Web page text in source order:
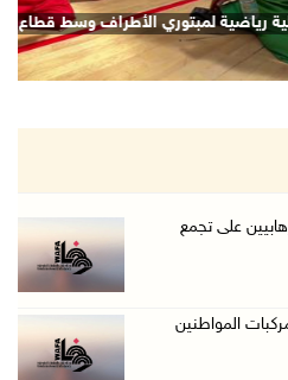
حي الشجاعية بغزة
على تجمع
المواطنين